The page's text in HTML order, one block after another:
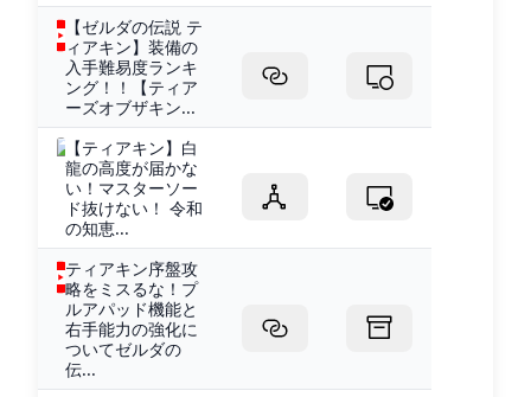
【ゼルダの伝説 テ
ィアキン】装備の
入手難易度ランキ
ング！！【ティア
ーズオブザキン...
【ティアキン】白
龍の高度が届かな
い！マスターソー
ド抜けない！ 令和
の知恵...
ティアキン序盤攻
略をミスるな！プ
ルアパッド機能と
右手能力の強化に
ついてゼルダの
伝...